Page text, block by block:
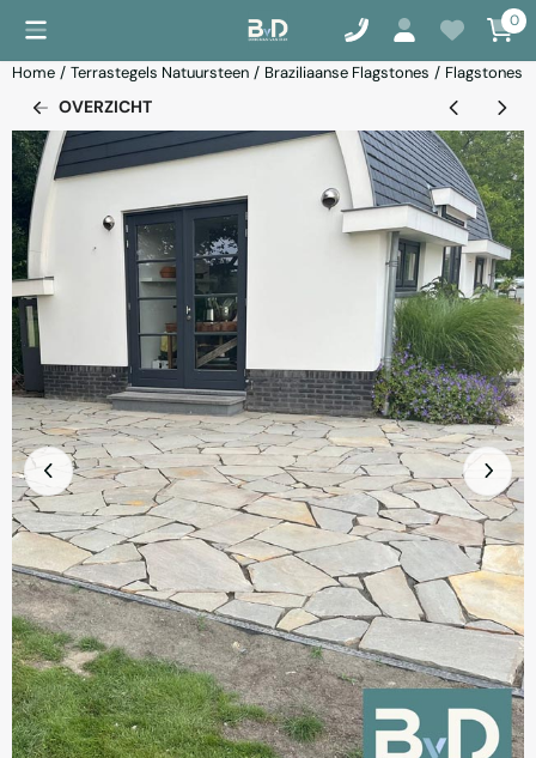
0
Home / Terrastegels Natuursteen / Braziliaanse Flagstones / Flagstones
OVERZICHT